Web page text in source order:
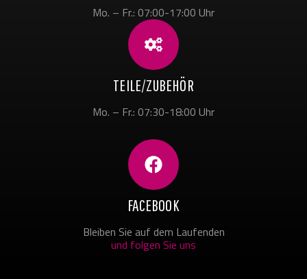
Mo. – Fr.: 07:00-17:00 Uhr
TEILE/ZUBEHÖR
Mo. – Fr.: 07:30-18:00 Uhr
FACEBOOK
Bleiben Sie auf dem Laufenden
und folgen Sie uns